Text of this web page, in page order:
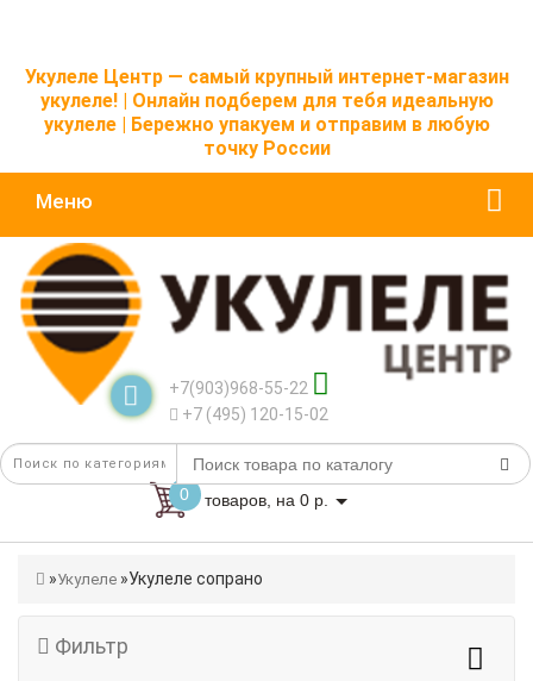
Укулеле Центр — самый крупный интернет-магазин
укулеле! | Онлайн подберем для тебя идеальную
укулеле | Бережно упакуем и отправим в любую
точку России
Меню
+7(903)968-55-22
+7 (495) 120-15-02
0 товаров, на 0 р.
Укулеле Укулеле сопрано
Фильтр